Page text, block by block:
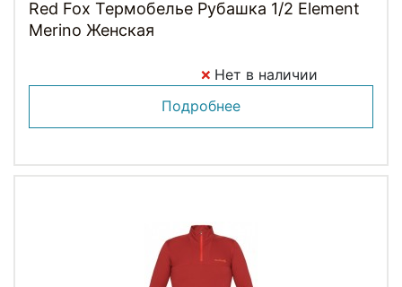
Red Fox Термобелье Рубашка 1/2 Element
Merino Женская
Нет в наличии
Подробнее